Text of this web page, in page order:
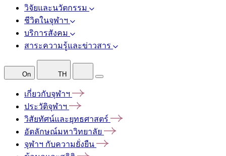
วิจัยและนวัตกรรม
ชีวิตในจุฬาฯ
บริการสังคม
สาระความรู้และข่าวสาร
On TH
เกี่ยวกับจุฬาฯ
ประวัติจุฬาฯ
วิสัยทัศน์และยุทธศาสตร์
อัตลักษณ์มหาวิทยาลัย
จุฬาฯ กับความยั่งยืน